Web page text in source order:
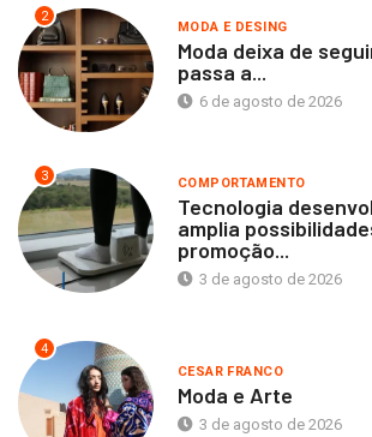
2
MODA E DESING
Moda deixa de
passa a...
6 de agosto de 2026
3 COMPORTAMENTO
Tecnologia
amplia
promoção...
3 de agosto de 2026
4
CESAR FRANCO
Moda e Arte
3 de agosto de 2026